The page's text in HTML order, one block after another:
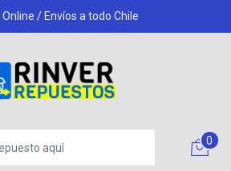
/ Envíos a todo Chile
0